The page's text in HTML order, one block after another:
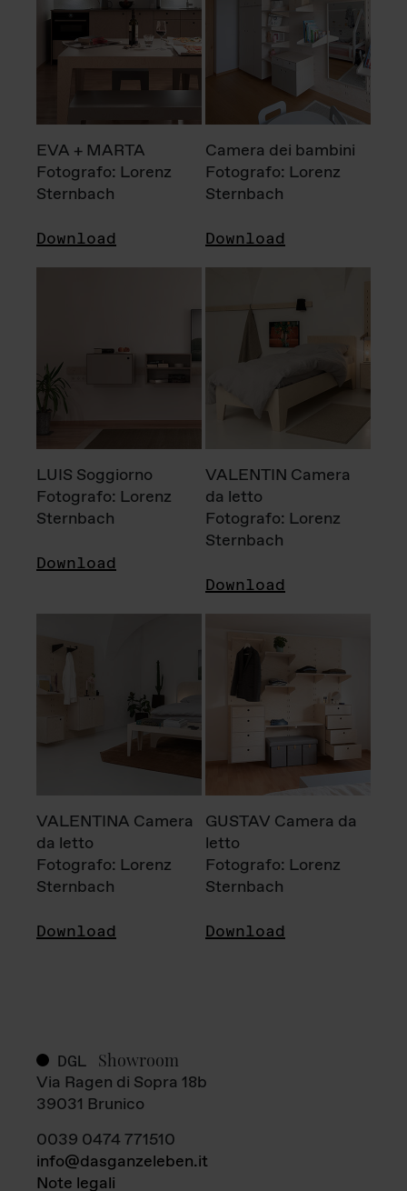
EVA + MARTA
Fotografo: Lorenz
Sternbach
Download
Camera dei bambini
Fotografo: Lorenz
Sternbach
Download
LUIS Soggiorno
Fotografo: Lorenz
Sternbach
Download
VALENTIN Camera
da letto
Fotografo: Lorenz
Sternbach
Download
VALENTINA Camera
da letto
Fotografo: Lorenz
Sternbach
Download
GUSTAV Camera da
letto
Fotografo: Lorenz
Sternbach
Download
DGL Showroom
Via Ragen di Sopra 18b
39031 Brunico
0039 0474 771510
info@dasganzeleben.it
Note legali